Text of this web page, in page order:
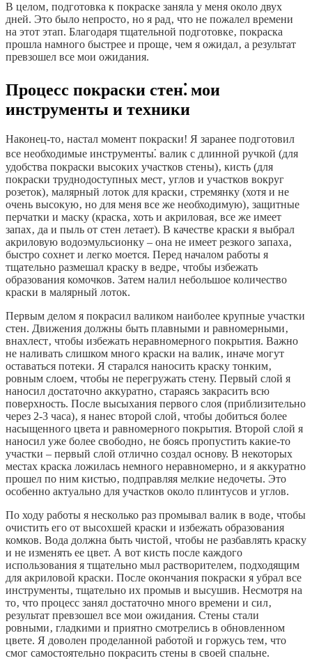
В целом‚ подготовка к покраске заняла у меня около двух
дней. Это было непросто‚ но я рад‚ что не пожалел времени
на этот этап. Благодаря тщательной подготовке‚ покраска
прошла намного быстрее и проще‚ чем я ожидал‚ а результат
превзошел все мои ожидания.
Процесс покраски стен⁚ мои
инструменты и техники
Наконец-то‚ настал момент покраски! Я заранее подготовил
все необходимые инструменты⁚ валик с длинной ручкой (для
удобства покраски высоких участков стены)‚ кисть (для
покраски труднодоступных мест‚ углов и участков вокруг
розеток)‚ малярный лоток для краски‚ стремянку (хотя и не
очень высокую‚ но для меня все же необходимую)‚ защитные
перчатки и маску (краска‚ хоть и акриловая‚ все же имеет
запах‚ да и пыль от стен летает). В качестве краски я выбрал
акриловую водоэмульсионку – она не имеет резкого запаха‚
быстро сохнет и легко моется. Перед началом работы я
тщательно размешал краску в ведре‚ чтобы избежать
образования комочков. Затем налил небольшое количество
краски в малярный лоток.
Первым делом я покрасил валиком наиболее крупные участки
стен. Движения должны быть плавными и равномерными‚
внахлест‚ чтобы избежать неравномерного покрытия. Важно
не наливать слишком много краски на валик‚ иначе могут
оставаться потеки. Я старался наносить краску тонким‚
ровным слоем‚ чтобы не перегружать стену. Первый слой я
наносил достаточно аккуратно‚ стараясь закрасить всю
поверхность. После высыхания первого слоя (приблизительно
через 2-3 часа)‚ я нанес второй слой‚ чтобы добиться более
насыщенного цвета и равномерного покрытия. Второй слой я
наносил уже более свободно‚ не боясь пропустить какие-то
участки – первый слой отлично создал основу. В некоторых
местах краска ложилась немного неравномерно‚ и я аккуратно
прошел по ним кистью‚ подправляя мелкие недочеты. Это
особенно актуально для участков около плинтусов и углов.
По ходу работы я несколько раз промывал валик в воде‚ чтобы
очистить его от высохшей краски и избежать образования
комков. Вода должна быть чистой‚ чтобы не разбавлять краску
и не изменять ее цвет. А вот кисть после каждого
использования я тщательно мыл растворителем‚ подходящим
для акриловой краски. После окончания покраски я убрал все
инструменты‚ тщательно их промыв и высушив. Несмотря на
то‚ что процесс занял достаточно много времени и сил‚
результат превзошел все мои ожидания. Стены стали
ровными‚ гладкими и приятно смотрелись в обновленном
цвете. Я доволен проделанной работой и горжусь тем‚ что
смог самостоятельно покрасить стены в своей спальне.